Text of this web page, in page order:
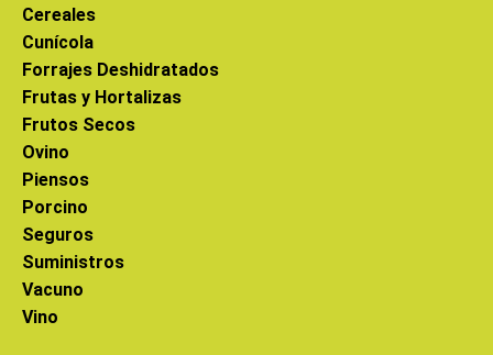
Cereales
Cunícola
Forrajes Deshidratados
Frutas y Hortalizas
Frutos Secos
Ovino
Piensos
Porcino
Seguros
Suministros
Vacuno
Vino